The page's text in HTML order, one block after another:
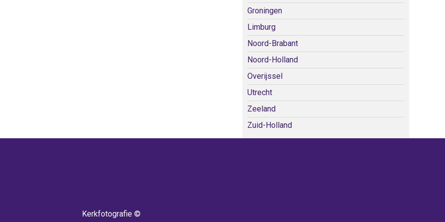
Groningen
Limburg
Noord-Brabant
Noord-Holland
Overijssel
Utrecht
Zeeland
Zuid-Holland
Kerkfotografie ©